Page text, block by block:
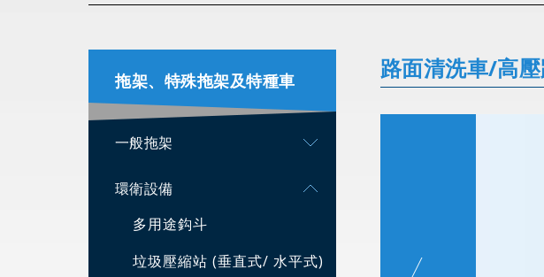
拖架、特殊拖架及特種車
一般拖架
環衛設備
多用途鈎斗
垃圾壓縮站 (垂直式/ 水平式)
路面清洗車/高